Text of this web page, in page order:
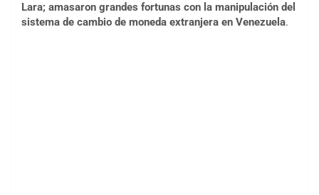
Lara; amasaron grandes fortunas con la manipulación del
sistema de cambio de moneda extranjera en Venezuela.